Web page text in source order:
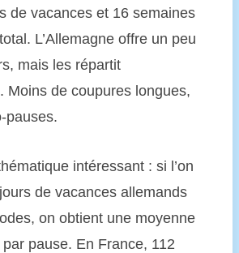
de vacances et 16 semaines
L’Allemagne offre un peu
mais les répartit
Moins de coupures longues,
pauses.
intéressant : si l’on
de vacances allemands
on obtient une moyenne
pause. En France, 112